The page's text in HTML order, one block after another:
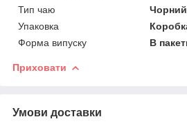
Тип чаю
Упаковка
Форма випуску
В
Приховати
Умови доставки